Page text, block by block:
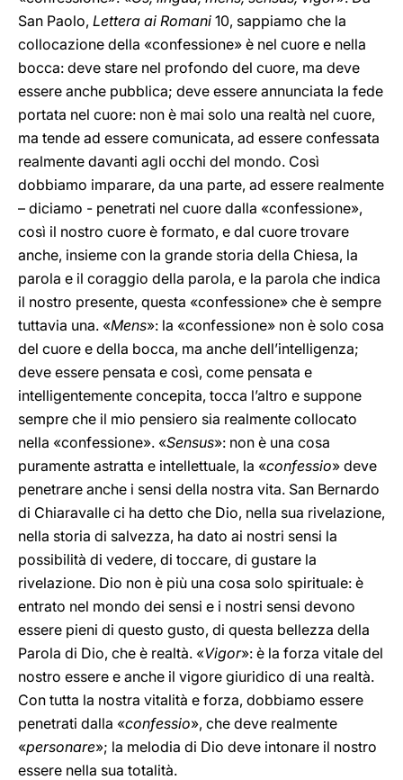
San Paolo, Lettera ai Romani 10, sappiamo che la
collocazione della «confessione» è nel cuore e nella
bocca: deve stare nel profondo del cuore, ma deve
essere anche pubblica; deve essere annunciata la fede
portata nel cuore: non è mai solo una realtà nel cuore,
ma tende ad essere comunicata, ad essere confessata
realmente davanti agli occhi del mondo. Così
dobbiamo imparare, da una parte, ad essere realmente
– diciamo - penetrati nel cuore dalla «confessione»,
così il nostro cuore è formato, e dal cuore trovare
anche, insieme con la grande storia della Chiesa, la
parola e il coraggio della parola, e la parola che indica
il nostro presente, questa «confessione» che è sempre
tuttavia una. «Mens»: la «confessione» non è solo cosa
del cuore e della bocca, ma anche dell’intelligenza;
deve essere pensata e così, come pensata e
intelligentemente concepita, tocca l’altro e suppone
sempre che il mio pensiero sia realmente collocato
nella «confessione». «Sensus»: non è una cosa
puramente astratta e intellettuale, la «confessio» deve
penetrare anche i sensi della nostra vita. San Bernardo
di Chiaravalle ci ha detto che Dio, nella sua rivelazione,
nella storia di salvezza, ha dato ai nostri sensi la
possibilità di vedere, di toccare, di gustare la
rivelazione. Dio non è più una cosa solo spirituale: è
entrato nel mondo dei sensi e i nostri sensi devono
essere pieni di questo gusto, di questa bellezza della
Parola di Dio, che è realtà. «Vigor»: è la forza vitale del
nostro essere e anche il vigore giuridico di una realtà.
Con tutta la nostra vitalità e forza, dobbiamo essere
penetrati dalla «confessio», che deve realmente
«personare»; la melodia di Dio deve intonare il nostro
essere nella sua totalità.